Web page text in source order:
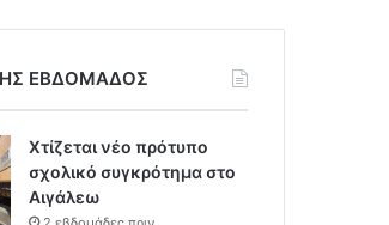
ΕΒΔΟΜΑΔΟΣ
Χτίζεται νέο πρότυπο
σχολικό συγκρότημα στο
Αιγάλεω